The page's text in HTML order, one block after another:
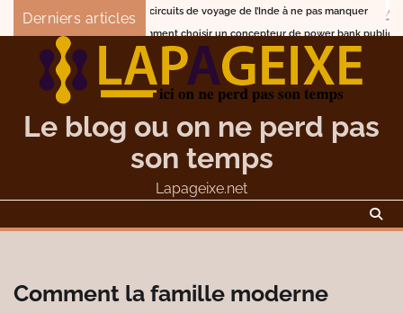
Skip
content
Derniers articlesLes circuits de voyage de l’Inde à ne pas manquer
Comment choisir un concepteur de power bank publicitaire
Le blog ou on ne perd pas
son temps
Lapageixe.net
Comment la famille moderne